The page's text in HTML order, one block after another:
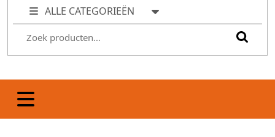
ALLE CATEGORIEËN